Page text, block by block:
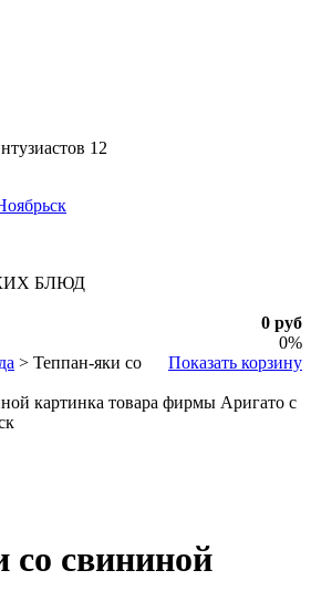
12
БЛЮД
0 руб
0%
Показать корзину
> Теппан-яки со
со свининой